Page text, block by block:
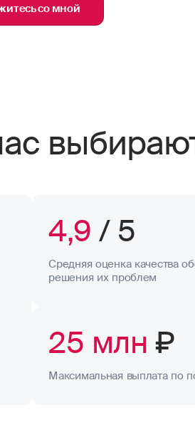
со мной
4,9 / 5
Средняя оценка качества
решения их проблем
25 млн ₽
Максимальная выплата по